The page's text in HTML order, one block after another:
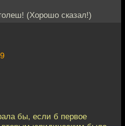
(Хорошо сказал!)
бы, если б первое